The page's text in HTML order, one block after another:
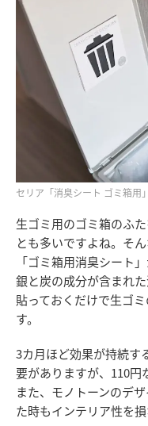
セリア「消臭シート ゴミ箱用
生ゴミ用のゴミ箱のふ
とも多いですよね。そ
「ゴミ箱用消臭シート
銀と炭の成分が含まれ
貼っておくだけで生ゴ
す。
3カ月ほど効果が持続す
要がありますが、110円
また、モノトーンのデ
た時もインテリア性を損